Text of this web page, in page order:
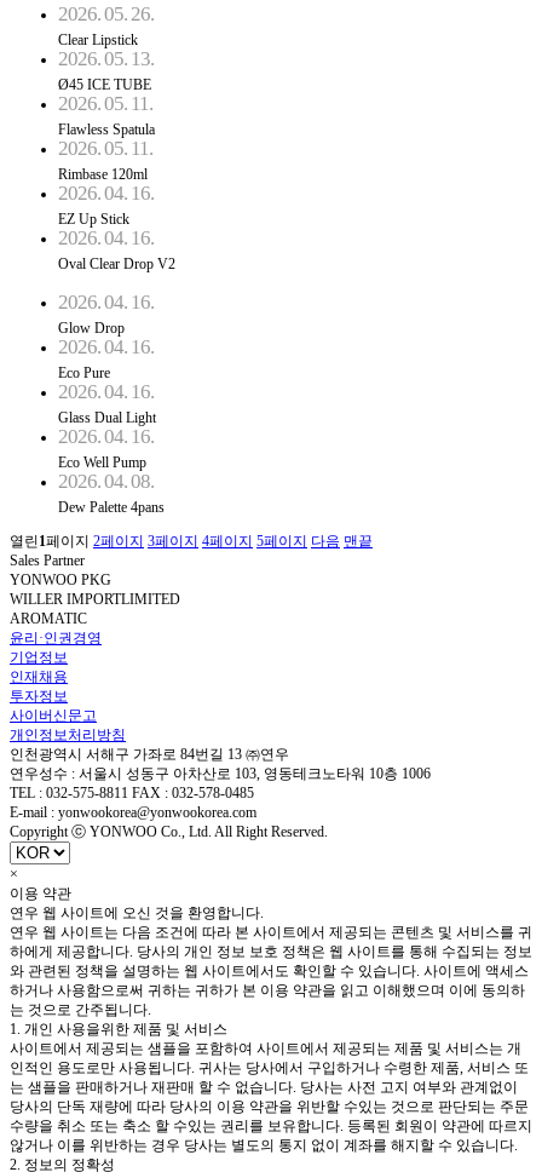
2026. 05. 26.
Clear Lipstick
2026. 05. 13.
Ø45 ICE TUBE
2026. 05. 11.
Flawless Spatula
2026. 05. 11.
Rimbase 120ml
2026. 04. 16.
EZ Up Stick
2026. 04. 16.
Oval Clear Drop V2
2026. 04. 16.
Glow Drop
2026. 04. 16.
Eco Pure
2026. 04. 16.
Glass Dual Light
2026. 04. 16.
Eco Well Pump
2026. 04. 08.
Dew Palette 4pans
열린1페이지 2페이지 3페이지 4페이지 5페이지 다음 맨끝
Sales Partner
YONWOO PKG
WILLER IMPORTLIMITED
AROMATIC
윤리·인권경영
기업정보
인재채용
투자정보
사이버신문고
개인정보처리방침
인천광역시 서해구 가좌로 84번길 13 ㈜연우
연우성수 : 서울시 성동구 아차산로 103, 영동테크노타워 10층 1006
TEL : 032-575-8811 FAX : 032-578-0485
E-mail : yonwookorea@yonwookorea.com
Copyright ⓒ YONWOO Co., Ltd. All Right Reserved.
×
이용 약관
연우 웹 사이트에 오신 것을 환영합니다.
연우 웹 사이트는 다음 조건에 따라 본 사이트에서 제공되는 콘텐츠 및 서비스를 귀
하에게 제공합니다. 당사의 개인 정보 보호 정책은 웹 사이트를 통해 수집되는 정보
와 관련된 정책을 설명하는 웹 사이트에서도 확인할 수 있습니다. 사이트에 액세스
하거나 사용함으로써 귀하는 귀하가 본 이용 약관을 읽고 이해했으며 이에 동의하
는 것으로 간주됩니다.
1. 개인 사용을위한 제품 및 서비스
사이트에서 제공되는 샘플을 포함하여 사이트에서 제공되는 제품 및 서비스는 개
인적인 용도로만 사용됩니다. 귀사는 당사에서 구입하거나 수령한 제품, 서비스 또
는 샘플을 판매하거나 재판매 할 수 없습니다. 당사는 사전 고지 여부와 관계없이
당사의 단독 재량에 따라 당사의 이용 약관을 위반할 수있는 것으로 판단되는 주문
수량을 취소 또는 축소 할 수있는 권리를 보유합니다. 등록된 회원이 약관에 따르지
않거나 이를 위반하는 경우 당사는 별도의 통지 없이 계좌를 해지할 수 있습니다.
2. 정보의 정확성